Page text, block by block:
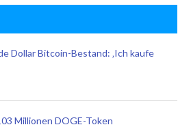
Dollar Bitcoin-Bestand: ‚Ich kaufe
Millionen DOGE-Token